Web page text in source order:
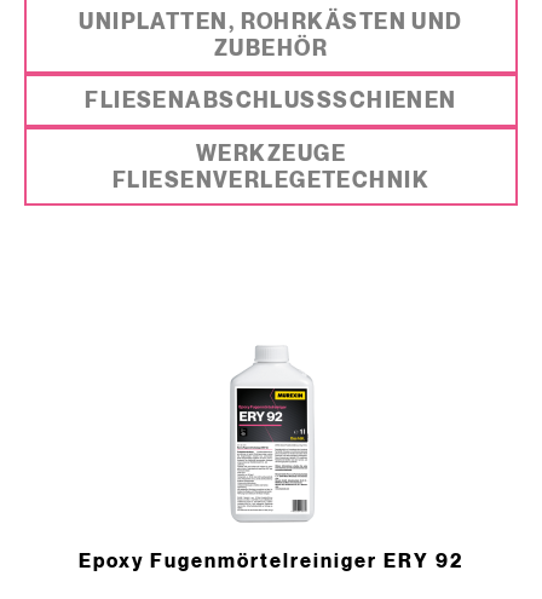
UNIPLATTEN, ROHRKÄSTEN UND
ZUBEHÖR
FLIESENABSCHLUSSSCHIENEN
WERKZEUGE
FLIESENVERLEGETECHNIK
Epoxy Fugenmörtelreiniger ERY 92